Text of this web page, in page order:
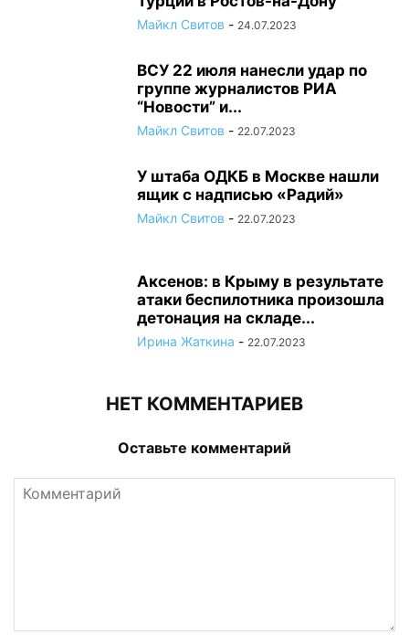
Майкл Свитов - 24.07.2023
ВСУ 22 июля нанесли удар по
группе журналистов РИА
“Новости” и...
Майкл Свитов - 22.07.2023
У штаба ОДКБ в Москве нашли
ящик с надписью «Радий»
Майкл Свитов - 22.07.2023
Аксенов: в Крыму в результате
атаки беспилотника произошла
детонация на складе...
Ирина Жаткина - 22.07.2023
НЕТ КОММЕНТАРИЕВ
Оставьте комментарий